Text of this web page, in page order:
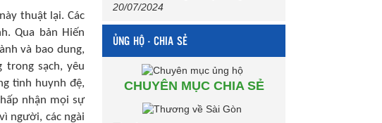
thuật lại. Các
Qua bản Hiến
và bao dung,
trong sạch, yêu
tình huynh đệ,
nhận mọi sự
người, các ngài
20/07/2024
ỦNG HỘ - CHIA SẺ
CHUYÊN MỤC CHIA SẺ